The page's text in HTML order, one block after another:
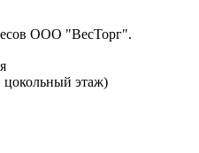
ООО "ВесТорг".
цокольный этаж)